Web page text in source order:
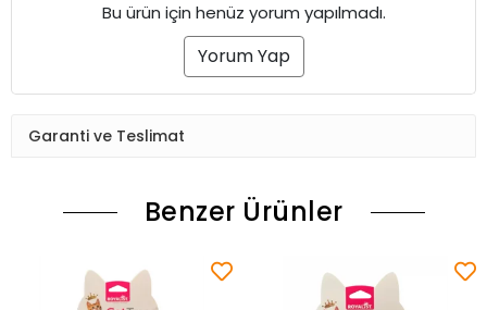
Bu ürün için henüz yorum yapılmadı.
Yorum Yap
Garanti ve Teslimat
Benzer Ürünler